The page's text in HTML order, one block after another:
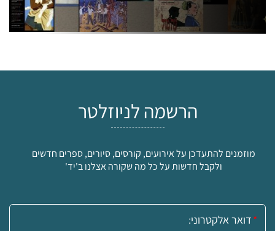
הרשמה לניוזלטר
מוזמנים להתעדכן על אירועים, קורסים, סיורים, ספרים חדשים
ולקבל חדשות על כל מה שקורה אצלנו ב'יד'
אימייל: